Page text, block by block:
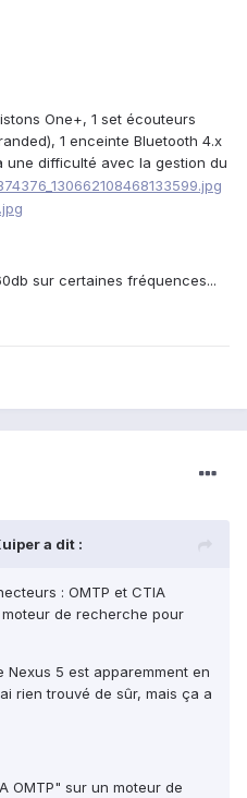
One+, 1 set écouteurs
1 enceinte Bluetooth 4.x
une difficulté avec la gestion du
sur certaines fréquences...
a dit :
: OMTP et CTIA
de recherche pour
Nexus 5 est apparemment en
rien trouvé de sûr, mais ça a
OMTP" sur un moteur de